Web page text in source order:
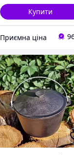
Купити
Приємна ціна